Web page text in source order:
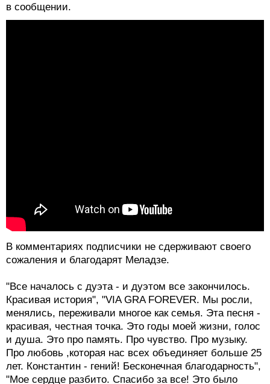
в сообщении.
В комментариях подписчики не сдерживают своего
сожаления и благодарят Меладзе.
"Все началось с дуэта - и дуэтом все закончилось.
Красивая история", "VIA GRA FOREVER. Мы росли,
менялись, переживали многое как семья. Эта песня -
красивая, честная точка. Это годы моей жизни, голос
и душа. Это про память. Про чувство. Про музыку.
Про любовь ,которая нас всех объединяет больше 25
лет. Константин - гений! Бесконечная благодарность",
"Мое сердце разбито. Спасибо за все! Это было